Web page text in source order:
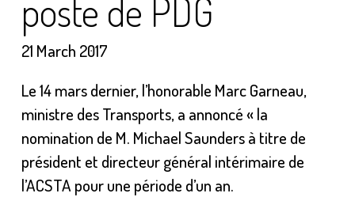
poste de PDG
21 March 2017
Le 14 mars dernier, l’honorable Marc Garneau,
ministre des Transports, a annoncé « la
nomination de M. Michael Saunders à titre de
président et directeur général intérimaire de
l’ACSTA pour une période d’un an.